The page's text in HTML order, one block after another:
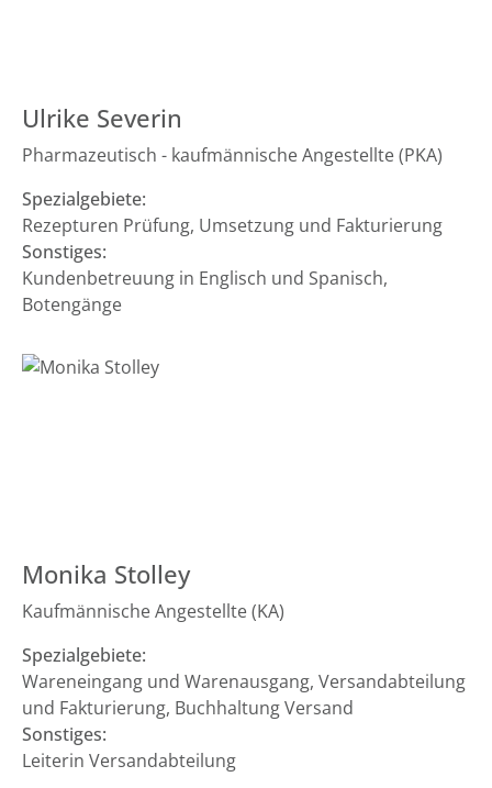
Ulrike Severin
Pharmazeutisch - kaufmännische Angestellte (PKA)
Spezialgebiete:
Rezepturen Prüfung, Umsetzung und Fakturierung
Sonstiges:
Kundenbetreuung in Englisch und Spanisch,
Botengänge
Monika Stolley
Kaufmännische Angestellte (KA)
Spezialgebiete:
Wareneingang und Warenausgang, Versandabteilung
und Fakturierung, Buchhaltung Versand
Sonstiges:
Leiterin Versandabteilung